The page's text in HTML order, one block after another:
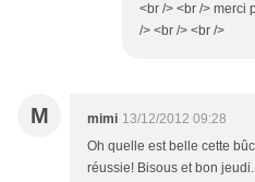
<br /> <br /> merci
/> <br /> <br />
M mimi 13/12/2012 09:28
Oh quelle est belle cette
réussie! Bisous et bon jeudi.